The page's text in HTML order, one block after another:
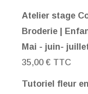
Atelier stage
Broderie |
Mai - juin-
35,00 € TTC
Tutoriel fleur